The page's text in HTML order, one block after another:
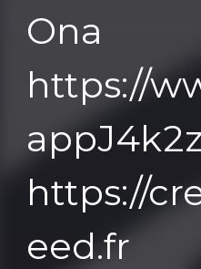
Ona
https://
https://
eed.fr